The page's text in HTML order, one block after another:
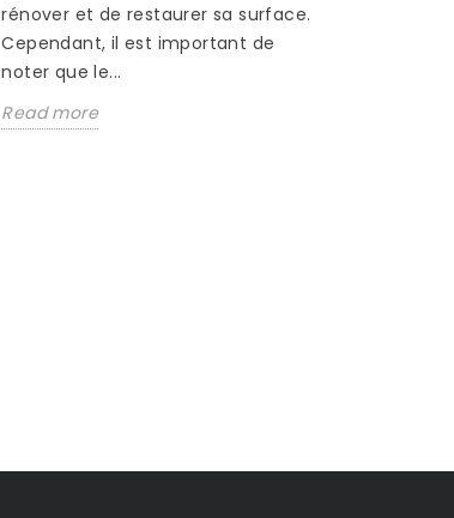
rénover et de restaurer sa surface.
Cependant, il est important de
noter que le...
Read more